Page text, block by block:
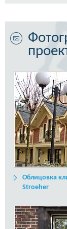
Облицовка
Stroeher